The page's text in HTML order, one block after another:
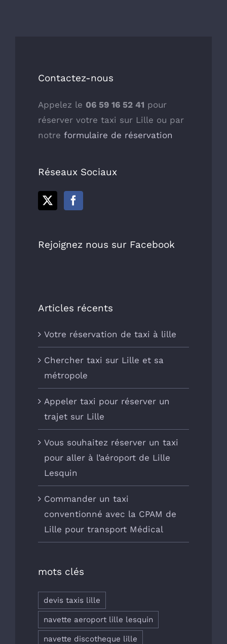
Contactez-nous
Appelez le 06 59 16 52 41 pour
réserver votre taxi sur Lille ou par
notre formulaire de réservation
Réseaux Sociaux
Rejoignez nous sur Facebook
Articles récents
Votre réservation de taxi à lille
Chercher taxi sur Lille et sa
métropole
Appeler taxi pour réserver un
trajet sur Lille
Vous souhaitez réserver un taxi
pour aller à l’aéroport de Lille
Lesquin
Commander un taxi
conventionné avec la CPAM de
Lille pour transport Médical
mots clés
devis taxis lille
navette aeroport lille lesquin
navette discotheque lille